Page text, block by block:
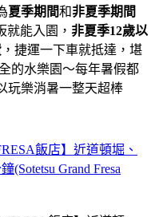
夏季期間和非夏季期間
就能入園， 非夏季12歲以
，捷運一下車就抵達，堪
的水樂園～每年暑假都
玩樂消暑一整天超棒
飯店】近道頓堀、
Grand Fresa